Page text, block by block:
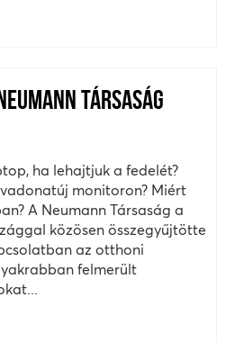
TÁRSASÁG
ha lehajtjuk a fedelét?
monitoron? Miért
A Neumann Társaság a
közösen összegyűjtötte
az otthoni
felmerült